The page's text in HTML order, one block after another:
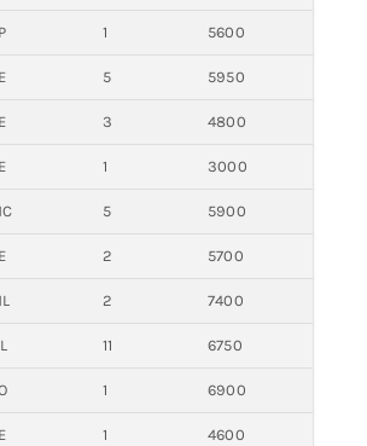
1 5600
5 5950
3 4800
1 3000
5 5900
2 5700
2 7400
11 6750
1 6900
1 4600